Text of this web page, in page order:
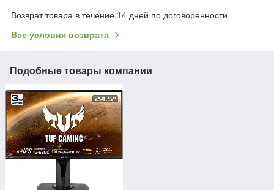
Возврат товара в течение 14 дней по договоренности
Все условия возврата
Подобные товары компании